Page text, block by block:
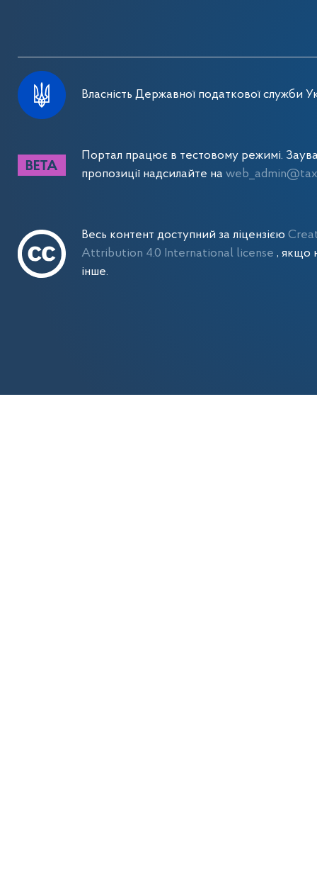
Власність Державної податкової служби
Портал працює в тестовому режимі.
пропозиції надсилайте на
Весь контент доступний за ліцензією
Attribution 4.0 International license , якщо
інше.